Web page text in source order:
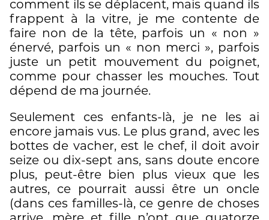
comment ils se déplacent, mais quand ils
frappent à la vitre, je me contente de
faire non de la tête, parfois un « non »
énervé, parfois un « non merci », parfois
juste un petit mouvement du poignet,
comme pour chasser les mouches. Tout
dépend de ma journée.
Seulement ces enfants-là, je ne les ai
encore jamais vus. Le plus grand, avec les
bottes de vacher, est le chef, il doit avoir
seize ou dix-sept ans, sans doute encore
plus, peut-être bien plus vieux que les
autres, ce pourrait aussi être un oncle
(dans ces familles-là, ce genre de choses